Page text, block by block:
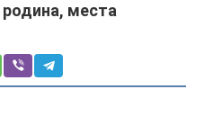
места